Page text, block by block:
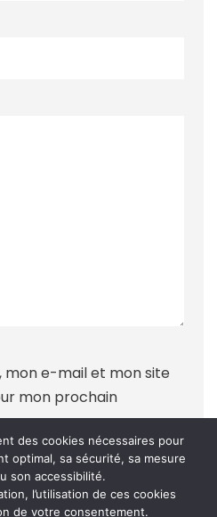
mon e-mail et mon site
mon prochain
des cookies nécessaires pour
optimal, sa sécurité, sa mesure
son accessibilité.
l’utilisation de ces cookies
de votre consentement.